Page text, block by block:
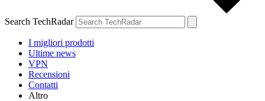
Search TechRadar
I migliori prodotti
Ultime news
VPN
Recensioni
Contatti
Altro